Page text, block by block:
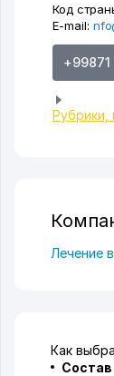
Код
E-mail:
+99871
Рубрики,
Лечение
Как
Состав